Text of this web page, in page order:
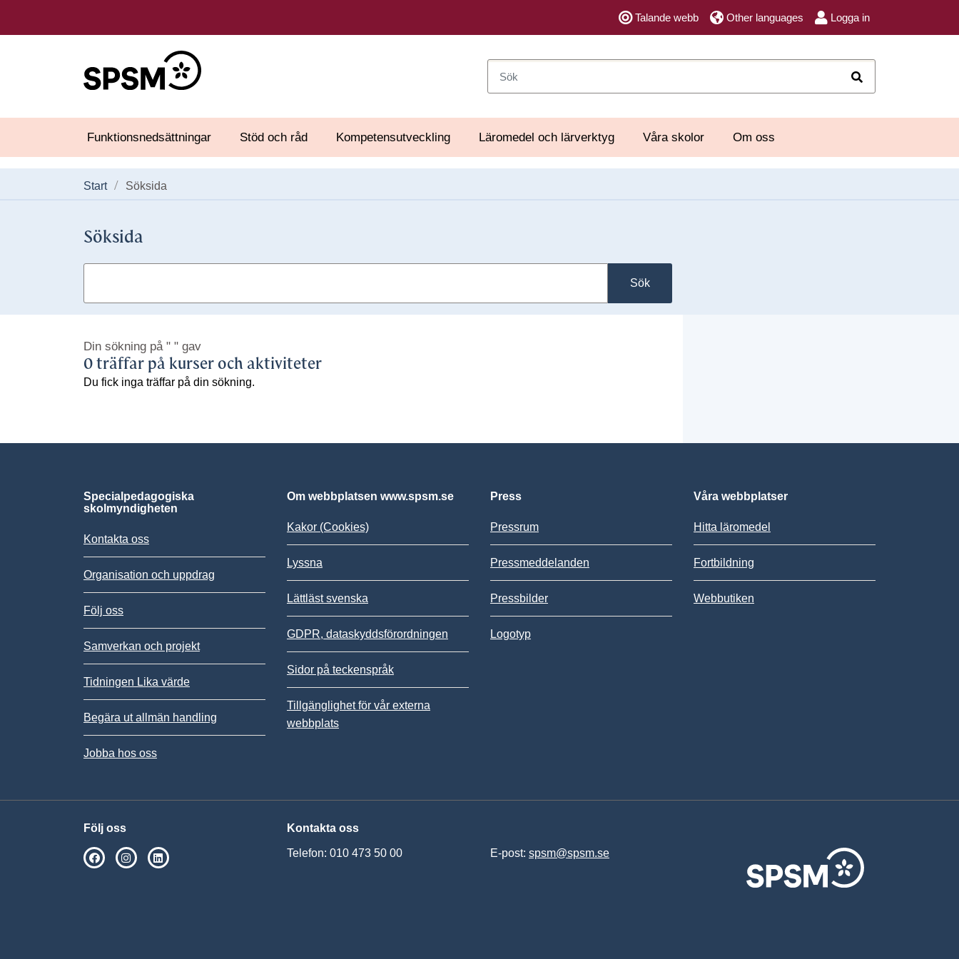
Talande webb Other languages Logga in
Funktionsnedsättningar Stöd och råd Kompetensutveckling Läromedel och lärverktyg Våra skolor Om oss
Start Söksida
Söksida
Sök
Din sökning på " " gav
0 träffar på kurser och aktiviteter
Du fick inga träffar på din sökning.
Specialpedagogiska
skolmyndigheten
Kontakta oss
Organisation och uppdrag
Följ oss
Samverkan och projekt
Tidningen Lika värde
Begära ut allmän handling
Jobba hos oss
Om webbplatsen www.spsm.se
Kakor (Cookies)
Lyssna
Lättläst svenska
GDPR, dataskyddsförordningen
Sidor på teckenspråk
Tillgänglighet för vår externa
webbplats
Press
Pressrum
Pressmeddelanden
Pressbilder
Logotyp
Våra webbplatser
Hitta läromedel
Fortbildning
Webbutiken
Följ oss
SPSM på Facebook
SPSM på Instagram
Kontakta oss
Telefon: 010 473 50 00 E-post: spsm@spsm.se